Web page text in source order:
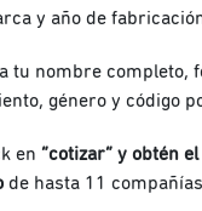
y año de
tu nombre completo,
género y código
en “cotizar” y obtén
de hasta 11